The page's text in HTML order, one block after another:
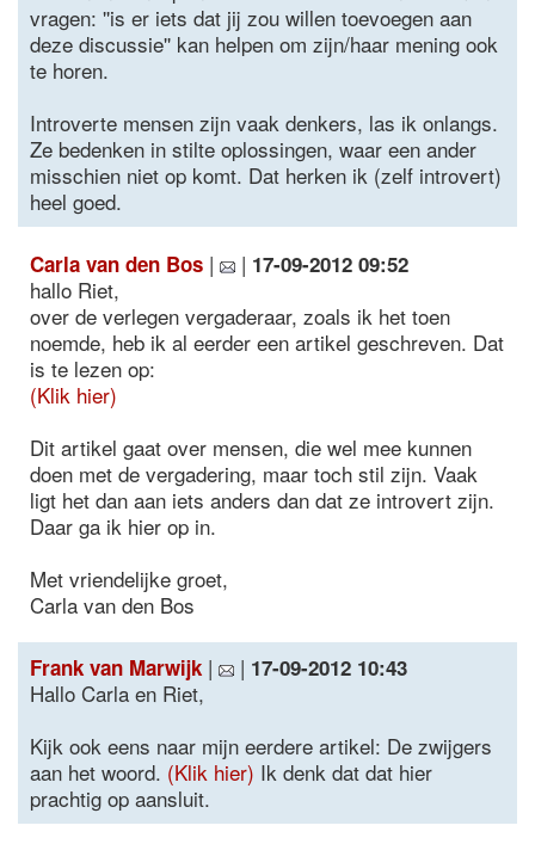
vragen: ''is er iets dat jij zou willen toevoegen aan
deze discussie'' kan helpen om zijn/haar mening ook
te horen.
Introverte mensen zijn vaak denkers, las ik onlangs.
Ze bedenken in stilte oplossingen, waar een ander
misschien niet op komt. Dat herken ik (zelf introvert)
heel goed.
Carla van den Bos | | 17-09-2012 09:52
hallo Riet,
over de verlegen vergaderaar, zoals ik het toen
noemde, heb ik al eerder een artikel geschreven. Dat
is te lezen op:
(Klik hier)
Dit artikel gaat over mensen, die wel mee kunnen
doen met de vergadering, maar toch stil zijn. Vaak
ligt het dan aan iets anders dan dat ze introvert zijn.
Daar ga ik hier op in.
Met vriendelijke groet,
Carla van den Bos
Frank van Marwijk | | 17-09-2012 10:43
Hallo Carla en Riet,
Kijk ook eens naar mijn eerdere artikel: De zwijgers
aan het woord. (Klik hier) Ik denk dat dat hier
prachtig op aansluit.